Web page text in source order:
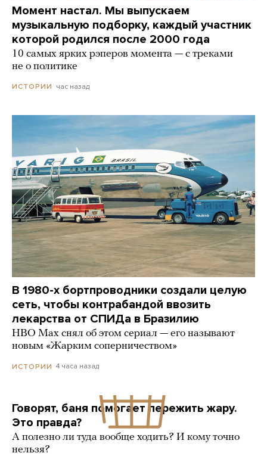
Момент настал. Мы выпускаем
музыкальную подборку, каждый участник
которой родился после 2000 года
10 самых ярких рэперов момента — с треками
не о политике
ИСТОРИИ час назад
В 1980-х бортпроводники создали целую
сеть, чтобы контрабандой ввозить
лекарства от СПИДа в Бразилию
HBO Max снял об этом сериал — его называют
новым «Жарким соперничеством»
ИСТОРИИ 4 часа назад
Говорят, баня помогает пережить жару.
Это правда?
А полезно ли туда вообще ходить? И кому точно
нельзя?